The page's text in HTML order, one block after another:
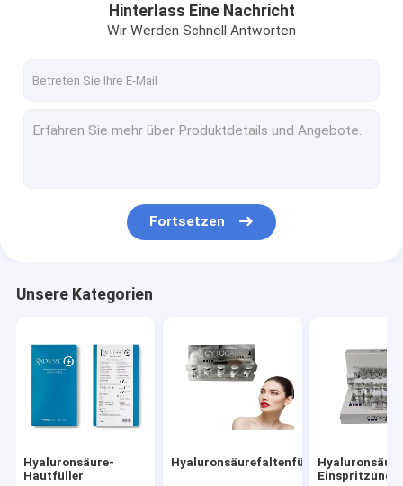
Hinterlass Eine Nachricht
Wir Werden Schnell Antworten
Fortsetzen
Unsere Kategorien
Hyaluronsäure-
Hautfüller
Hyaluronsäurefaltenfüller